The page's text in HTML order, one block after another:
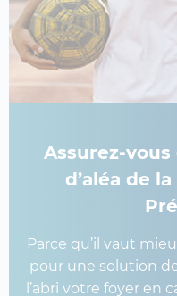
Assurez-
d’aléa de
Parce qu’il vaut
pour une solution
l’abri votre foyer en